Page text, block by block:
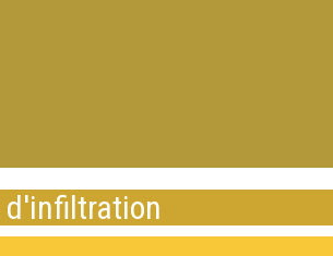
d'infiltration